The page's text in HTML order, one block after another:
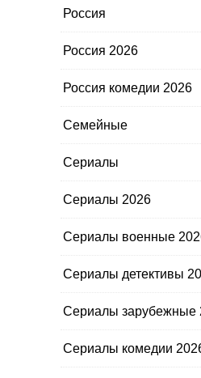
Россия
Россия 2026
Россия комедии 2026
Семейные
Сериалы
Сериалы 2026
Сериалы военные
Сериалы детективы
Сериалы зарубежные
Сериалы комедии